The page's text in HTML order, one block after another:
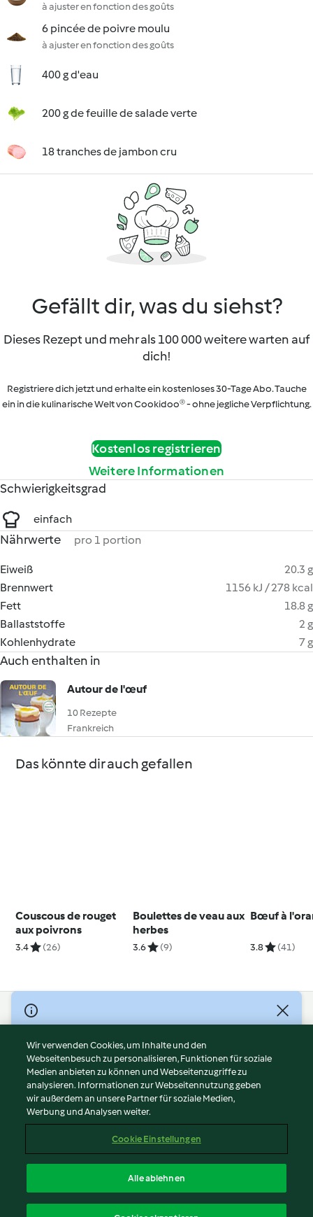
à ajuster en fonction des goûts
6 pincée de poivre moulu
à ajuster en fonction des goûts
400 g d'eau
200 g de feuille de salade verte
18 tranches de jambon cru
Gefällt dir, was du siehst?
Dieses Rezept und mehr als 100 000 weitere warten auf
dich!
Registriere dich jetzt und erhalte ein kostenloses 30-Tage Abo. Tauche
ein in die kulinarische Welt von Cookidoo® - ohne jegliche Verpflichtung.
Kostenlos registrieren
Weitere Informationen
Schwierigkeitsgrad
einfach
Nährwerte pro 1 portion
Eiweiß
20.3 g
Brennwert
1156 kJ / 278 kcal
Fett
18.8 g
Ballaststoffe
2 g
Kohlenhydrate
7 g
Auch enthalten in
Autour de l'œuf
10 Rezepte
Frankreich
Das könnte dir auch gefallen
Couscous de rouget
aux poivrons
3.4 (26)
Boulettes de veau aux
herbes
3.6 (9)
Bœuf à
3.8 (41)
© Copyright 2026
Nutzungsbedingungen
Datenschutzrichtlinien
Disclaimer
Impressum
Cookies
Abo kündigen
Erklärung zur Barrierefreiheit
Wir verwenden Cookies, um Inhalte und den
Webseitenbesuch zu personalisieren, Funktionen für soziale
Medien anbieten zu können und Webseitenzugriffe zu
analysieren. Informationen zur Webseitennutzung geben
wir außerdem an unsere Partner für soziale Medien,
Werbung und Analysen weiter.
Cookie Einstellungen
Alle ablehnen